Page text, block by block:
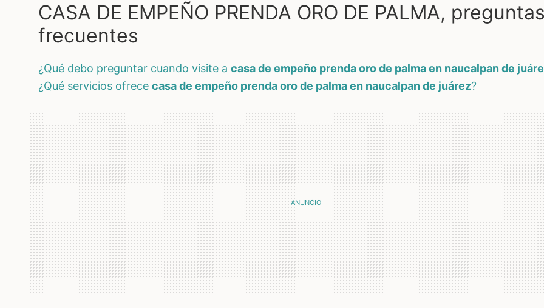
CASA DE EMPEÑO PRENDA ORO DE PALMA, preguntas
frecuentes
¿qué debo preguntar cuando visite a casa de empeño prenda oro de palma en naucalpan de
¿qué servicios ofrece casa de empeño prenda oro de palma en naucalpan de juárez?